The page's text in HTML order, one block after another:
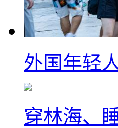
外国年轻
穿林海、